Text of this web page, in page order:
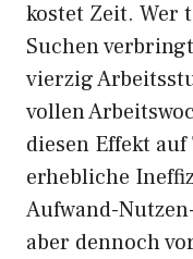
kostet Zeit. Wer
Suchen
vierzig
vollen
diesen Effekt
erhebliche
Aufwand-
aber dennoch